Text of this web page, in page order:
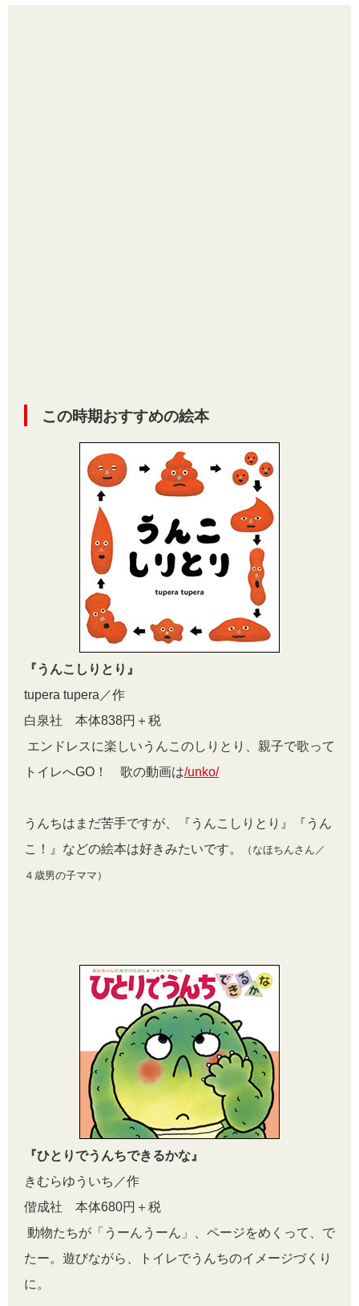
この時期おすすめの絵本
『うんこしりとり』
tupera tupera／作
白泉社 本体838円＋税
エンドレスに楽しいうんこのしりとり、親子で歌って
トイレへGO！ 歌の動画は/unko/
うんちはまだ苦手ですが、『うんこしりとり』『うん
こ！』などの絵本は好きみたいです。
（なほちんさん／
４歳男の子ママ）
『ひとりでうんちできるかな』
きむらゆういち／作
偕成社 本体680円＋税
動物たちが「うーんうーん」、ページをめくって、で
たー。遊びながら、トイレでうんちのイメージづくり
に。